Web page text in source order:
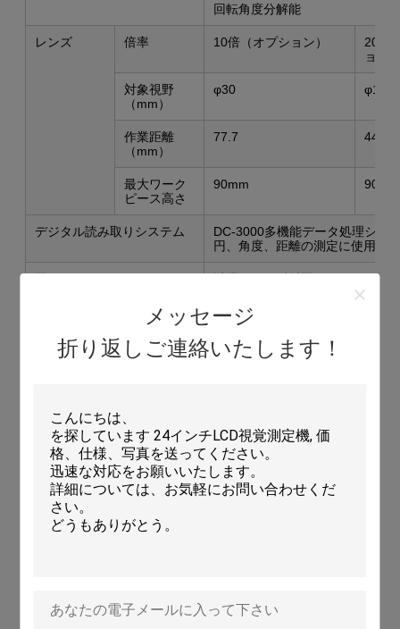
メッセージ
折り返しご連絡いたします！
回転角度分解能
レンズ 倍率 10倍（オプション）
20倍
ョン
対象視野
（mm）
φ30 φ15
作業距離
（mm）
77.7 44.3
最大ワーク
ピース高さ
90mm 90mm
デジタル読み取りシステム
DC-3000多機能データ処理シス
円、角度、距離の測定に使用で
透過および反射照明：24V/
110V/220V（AC） 50/60Hz 総
冷却 ファンによる
推奨支持テーブル 積載重量>250kg 寸法：800（長
会社情報